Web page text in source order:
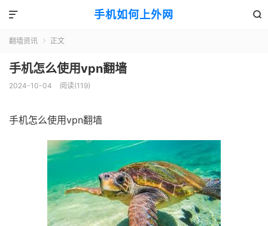
手机如何上外网 

翻墙资讯  正文
手机怎么使用vpn翻墙
2024-10-04 阅读(119)
手机怎么使用vpn翻墙